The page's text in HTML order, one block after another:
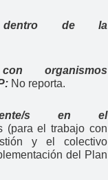
dentro de la
organismos
No reporta.
s en el
(para el trabajo con
y el colectivo
del Plan